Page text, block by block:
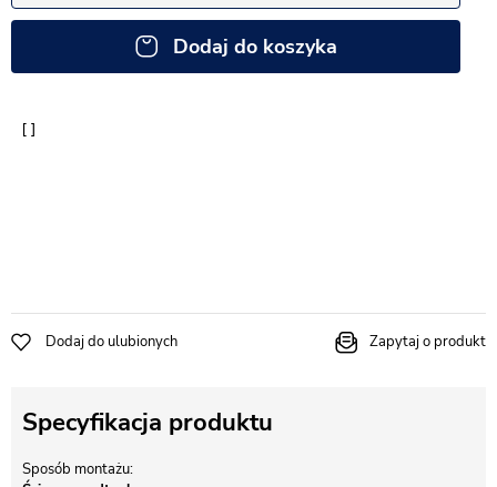
Dodaj do koszyka
Dodaj do ulubionych Zapytaj o produkt
Specyfikacja produktu
Sposób montażu